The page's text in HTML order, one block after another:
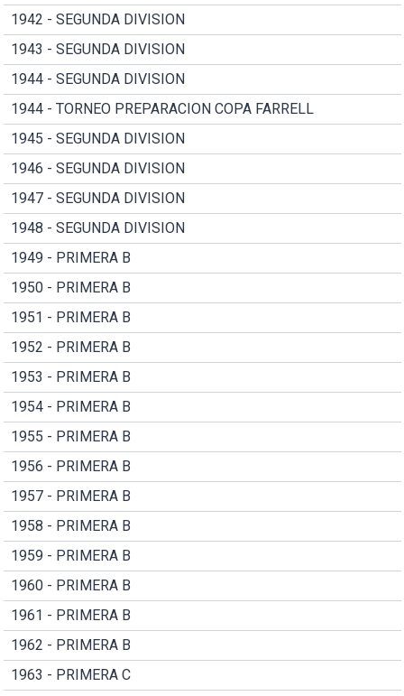
1942 - SEGUNDA DIVISION
1943 - SEGUNDA DIVISION
1944 - SEGUNDA DIVISION
1944 - TORNEO PREPARACION COPA FARRELL
1945 - SEGUNDA DIVISION
1946 - SEGUNDA DIVISION
1947 - SEGUNDA DIVISION
1948 - SEGUNDA DIVISION
1949 - PRIMERA B
1950 - PRIMERA B
1951 - PRIMERA B
1952 - PRIMERA B
1953 - PRIMERA B
1954 - PRIMERA B
1955 - PRIMERA B
1956 - PRIMERA B
1957 - PRIMERA B
1958 - PRIMERA B
1959 - PRIMERA B
1960 - PRIMERA B
1961 - PRIMERA B
1962 - PRIMERA B
1963 - PRIMERA C